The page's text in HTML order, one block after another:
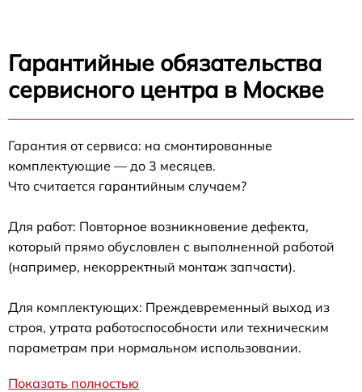
Гарантийные обязательства
сервисного центра в Москве
Гарантия от сервиса: на смонтированные
комплектующие — до 3 месяцев.
Что считается гарантийным случаем?
Для работ: Повторное возникновение дефекта,
который прямо обусловлен с выполненной работой
(например, некорректный монтаж запчасти).
Для комплектующих: Преждевременный выход из
строя, утрата работоспособности или техническим
параметрам при нормальном использовании.
Показать полностью